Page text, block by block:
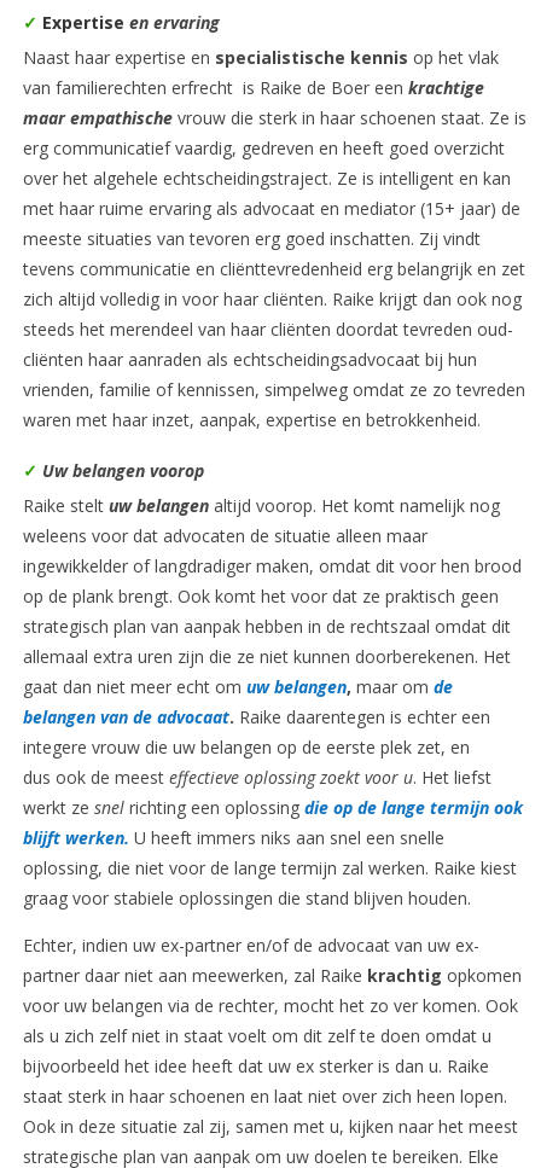
✓ Expertise en ervaring
Naast haar expertise en specialistische kennis op het vlak
van familierechten erfrecht is Raike de Boer een krachtige
maar empathischevrouw die sterk in haar schoenen staat. Ze is
erg communicatief vaardig, gedreven en heeft goed overzicht
over het algehele echtscheidingstraject. Ze is intelligent en kan
met haar ruime ervaring als advocaat en mediator (15+ jaar) de
meeste situaties van tevoren erg goed inschatten. Zij vindt
tevens communicatie en cliënttevredenheid erg belangrijk en zet
zich altijd volledig in voor haar cliënten. Raike krijgt dan ook nog
steeds het merendeel van haar cliënten doordat tevreden oud-
cliënten haar aanraden als echtscheidingsadvocaat bij hun
vrienden, familie of kennissen, simpelweg omdat ze zo tevreden
waren met haar inzet, aanpak, expertise en betrokkenheid.
✓ Uw belangen voorop
Raike stelt uw belangenaltijd voorop. Het komt namelijk nog
weleens voor dat advocaten de situatie alleen maar
ingewikkelder of langdradiger maken, omdat dit voor hen brood
op de plank brengt. Ook komt het voor dat ze praktisch geen
strategisch plan van aanpak hebben in de rechtszaal omdat dit
allemaal extra uren zijn die ze niet kunnen doorberekenen. Het
gaat dan niet meer echt om uw belangen, maar om de
belangen van de advocaat. Raike daarentegen is echter een
integere vrouw die uw belangen op de eerste plek zet, en
dus ook de meest effectieve oplossing zoekt voor u. Het liefst
werkt ze snelrichting een oplossingdie op de lange termijn ook
blijft werken. U heeft immers niks aan snel een snelle
oplossing, die niet voor de lange termijn zal werken. Raike kiest
graag voor stabiele oplossingen die stand blijven houden.
Echter, indien uw ex-partner en/of de advocaat van uw ex-
partner daar niet aan meewerken, zal Raike krachtig opkomen
voor uw belangen via de rechter, mocht het zo ver komen. Ook
als u zich zelf niet in staat voelt om dit zelf te doen omdat u
bijvoorbeeld het idee heeft dat uw ex sterker is dan u. Raike
staat sterk in haar schoenen en laat niet over zich heen lopen.
Ook in deze situatie zal zij, samen met u, kijken naar het meest
strategische plan van aanpak om uw doelen te bereiken. Elke